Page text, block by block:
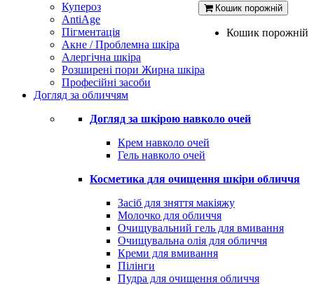
Кошик порожній
Кошик порожній
Купероз
AntiAge
Пігментація
Акне / Проблемна шкіра
Алергічна шкіра
Розширені пори Жирна шкіра
Професійні засоби
Догляд за обличчям
Догляд за шкірою навколо очей
Крем навколо очей
Гель навколо очей
Косметика для очищення шкіри обличчя
Засіб для зняття макіяжу
Молочко для обличчя
Очищувальний гель для вмивання
Очищувальна олія для обличчя
Креми для вмивання
Пілінги
Пудра для очищення обличчя